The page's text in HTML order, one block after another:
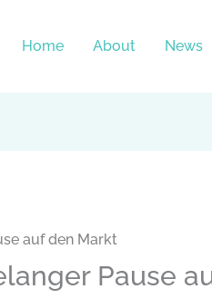
Home About News
auf den Markt
Pause